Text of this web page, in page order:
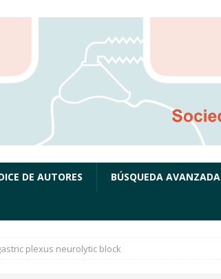
DE AUTORES BÚSQUEDA AVANZADA
plexus neurolytic block